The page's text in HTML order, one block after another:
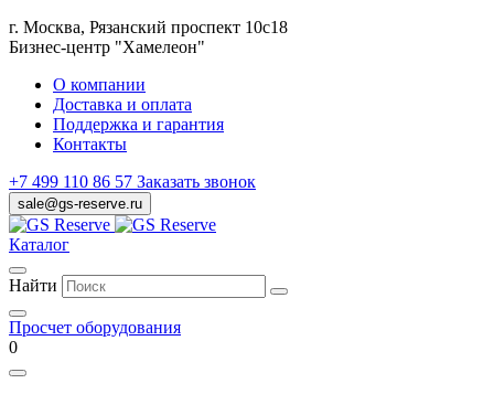
г. Москва, Рязанский проспект 10с18
Бизнес-центр "Хамелеон"
О компании
Доставка и оплата
Поддержка и гарантия
Контакты
+7 499 110 86 57 Заказать звонок
sale@gs-reserve.ru
Каталог
Найти
Просчет оборудования
0